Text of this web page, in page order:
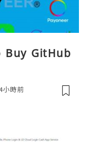
Buy GitHub
小時前